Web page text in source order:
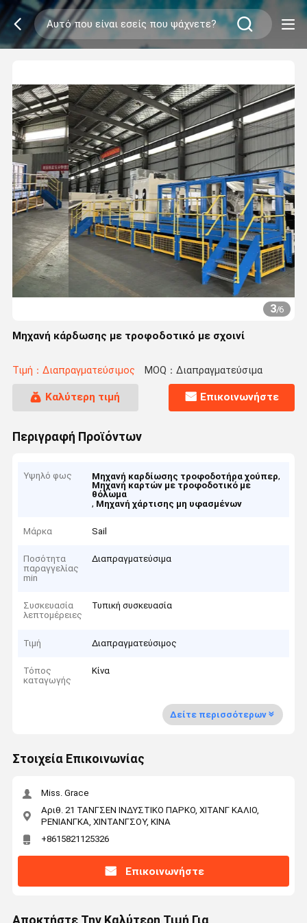
3/6
Μηχανή κάρδωσης με τροφοδοτικό με σχοινί
Τιμή：Διαπραγματεύσιμος MOQ：Διαπραγματεύσιμα
Καλύτερη τιμή Επικοινωνήστε
Περιγραφή Προϊόντων
Υψηλό φως Μηχανή καρδίωσης τροφοδοτήρα χούπερ,
Μηχανή καρτών με τροφοδοτικό με
θόλωμα
, Μηχανή χάρτισης μη υφασμένων
Μάρκα Sail
Ποσότητα
παραγγελίας
min
Διαπραγματεύσιμα
Συσκευασία
λεπτομέρειες
Τυπική συσκευασία
Τιμή Διαπραγματεύσιμος
Τόπος
καταγωγής
Κίνα
Δείτε περισσότερων
Στοιχεία Επικοινωνίας
Miss. Grace
Αριθ. 21 ΤΑΝΓΣΕΝ ΙΝΔΥΣΤΙΚΟ ΠΑΡΚΟ, ΧΙΤΑΝΓ ΚΑΛΙΟ,
ΡΕΝΙΑΝΓΚΑ, ΧΙΝΤΑΝΓΣΟΥ, ΚΙΝΑ
+8615821125326
Επικοινωνήστε